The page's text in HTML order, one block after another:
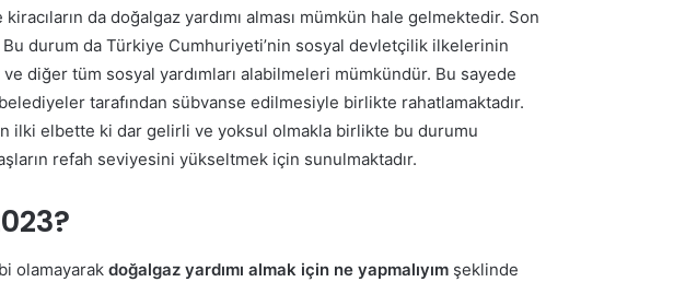
da doğalgaz yardımı alması mümkün hale gelmektedir. Son
durum da Türkiye Cumhuriyeti’nin sosyal devletçilik ilkelerinin
diğer tüm sosyal yardımları alabilmeleri mümkündür. Bu sayede
tarafından sübvanse edilmesiyle birlikte rahatlamaktadır.
ilki elbette ki dar gelirli ve yoksul olmakla birlikte bu durumu
refah seviyesini yükseltmek için sunulmaktadır.
olamayarak doğalgaz yardımı almak için ne yapmalıyım şeklinde